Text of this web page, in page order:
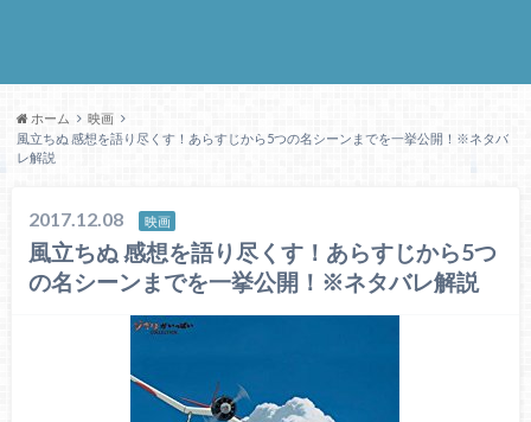
ホーム
映画
風立ちぬ 感想を語り尽くす！あらすじから5つの名シーンまでを一挙公開！※ネタバ
レ解説
2017.12.08 映画
風立ちぬ 感想を語り尽くす！あらすじから5つ
の名シーンまでを一挙公開！※ネタバレ解説